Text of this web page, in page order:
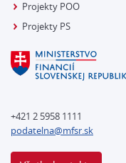
Projekty POO
Projekty PS
+421 2 5958 1111
podatelna@mfsr.sk